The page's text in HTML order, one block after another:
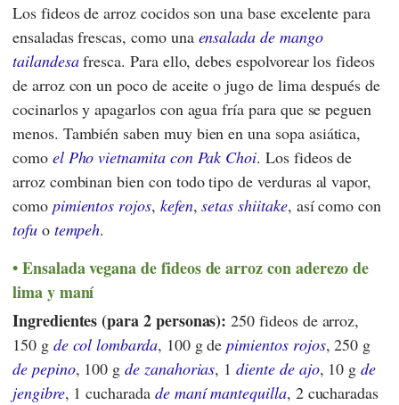
Los fideos de arroz cocidos son una base excelente para
ensaladas frescas, como una ensalada de mango
tailandesafresca. Para ello, debes espolvorear los fideos
de arroz con un poco de aceite o jugo de lima después de
cocinarlos y apagarlos con agua fría para que se peguen
menos. También saben muy bien en una sopa asiática,
como el Pho vietnamita con Pak Choi. Los fideos de
arroz combinan bien con todo tipo de verduras al vapor,
como pimientos rojos, kefen,setas shiitake, así como con
tofuo tempeh.
Ensalada vegana de fideos de arroz con aderezo de
lima y maní
Ingredientes (para 2 personas): 250 fideos de arroz,
150 g de col lombarda, 100 g depimientos rojos, 250 g
de pepino, 100 gde zanahorias, 1diente de ajo, 10 gde
jengibre, 1 cucharada de maní mantequilla, 2 cucharadas